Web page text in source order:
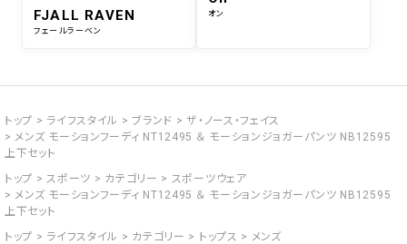
FJALL RAVEN
フェールラーベン
オン
トップ ライフスタイル ブランド
ザ・ノース・フェイス
メンズ モーションフーディ NT12495 ＆ モーションジョガーパンツ NB12595
上下セット
トップ
スポーツ カテゴリー
スポーツウェア
メンズ モーションフーディ NT12495 ＆ モーションジョガーパンツ NB12595
上下セット
トップ
ライフスタイル カテゴリー トップス
メンズ